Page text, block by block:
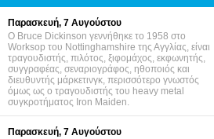
Παρασκευή, 7 Αυγούστου
Ο Bruce Dickinson γεννήθηκε το 1958 στο
Worksop του Nottinghamshire της Αγγλίας, είναι
τραγουδιστής, πιλότος, ξιφομάχος, εκφωνητής,
συγγραφέας, σεναριογράφος, ηθοποιός και
διευθυντής μάρκετινγκ, περισσότερο γνωστός
όμως ως ο τραγουδιστής του heavy metal
συγκροτήματος Iron Maiden.
Παρασκευή, 7 Αυγούστου